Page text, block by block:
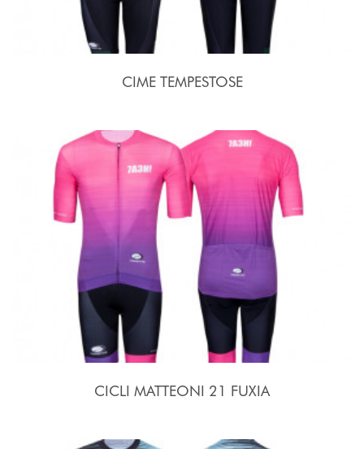
CIME TEMPESTOSE
CICLI MATTEONI 21 FUXIA